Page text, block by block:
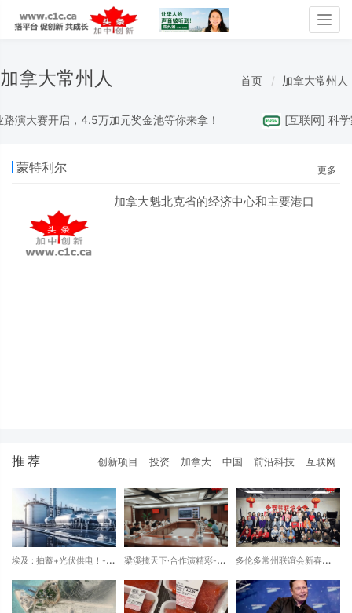
加拿大常州人 首页 加拿大常州人
大赛开启，4.5万加元奖金池等你来拿！ [互联网] 科学
蒙特利尔 更多
加拿大魁北克省的经济中心和主要港口
推 荐 创新项目 投资 加拿大 中国 前沿科技 互联网
埃及 : 抽蓄+光伏供电！-
厂启动
梁溪揽天下·合作演精彩--
遇
多伦多常州联谊会新春联谊